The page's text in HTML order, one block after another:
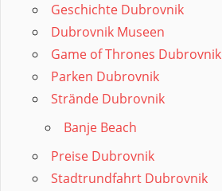
Geschichte Dubrovnik
Dubrovnik Museen
Game of Thrones Dubrovnik
Parken Dubrovnik
Strände Dubrovnik
Banje Beach
Preise Dubrovnik
Stadtrundfahrt Dubrovnik